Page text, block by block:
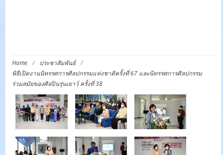
Home / ประชาสัมพันธ์ /
พิธีเปิดงานนิทรรศการศิลปกรรมแห่งชาติครั้งที่ 67 และนิทรรศการศิลปกรรม
ร่วมสมัยของศิลปินรุ่นเยาว์ ครั้งที่ 38